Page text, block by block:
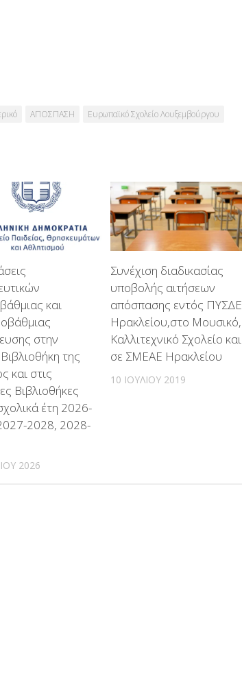
ΑΠΟΣΠΑΣΗ Ευρωπαϊκό Σχολείο Λουξεμβούργου
και
στην
της
και στις
Βιβλιοθήκες
έτη 2026-
2028, 2028-
2026
Συνέχιση διαδικασίας
υποβολής αιτήσεων
απόσπασης εντός ΠΥΣΔΕ
Ηρακλείου,στο Μουσικό,
Καλλιτεχνικό Σχολείο και
σε ΣΜΕΑΕ Ηρακλείου
10 ΙΟΥΛΊΟΥ 2019